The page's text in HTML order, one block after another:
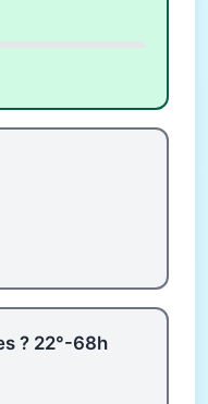
? 22°-68h